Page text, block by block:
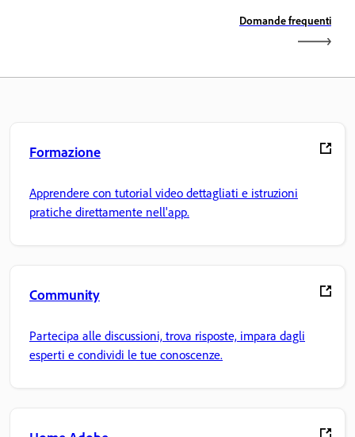
Domande frequenti
Formazione
Apprendere con tutorial video dettagliati e istruzioni
pratiche direttamente nell'app.
Community
Partecipa alle discussioni, trova risposte, impara dagli
esperti e condividi le tue conoscenze.